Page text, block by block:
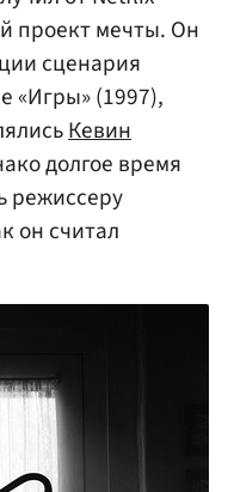
проект мечты. Он
сценария
«Игры» (1997),
Кевин
долгое время
режиссеру
он считал